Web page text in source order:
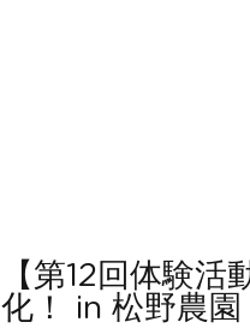
【第12回体験
化！ in 松野農園